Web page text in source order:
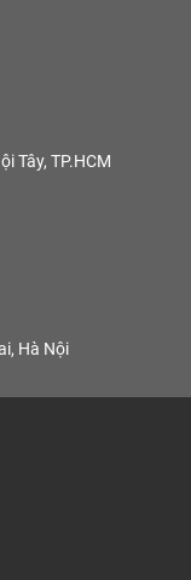
Tây, TP.HCM
Hà Nội